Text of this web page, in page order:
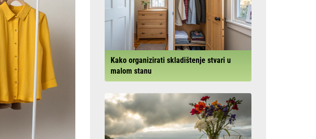
Kako organizirati skladištenje stvari u
malom stanu